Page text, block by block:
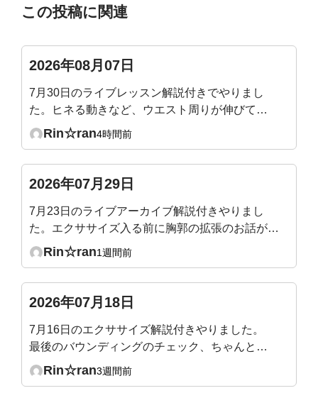
この投稿に関連
2026年08月07日
7月30日のライブレッスン解説付きでやりまし
た。ヒネる動きなど、ウエスト周りが伸びて気
持ち良かったです。腰痛にも効きそうでした。
Rin☆ran4時間前
2026年07月29日
7月23日のライブアーカイブ解説付きやりまし
た。エクササイズ入る前に胸郭の拡張のお話があ
ったので、メジャーで測ってテストしてみたとこ
というのは、普通の呼吸時ではなくて、深呼吸の
時の数値ですか？深呼吸をしても全くそこには届
きそうにないです‥。何となくわかってはいまし
たが、やはりショックでした。
Rin☆ran1週間前
2026年07月18日
7月16日のエクササイズ解説付きやりました。
最後のバウンディングのチェック、ちゃんと腹
圧が入るのを確認できました。最後、バックプ
Rin☆ran3週間前